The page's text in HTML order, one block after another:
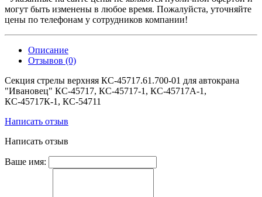
могут быть изменены в любое время. Пожалуйста, уточняйте
цены по телефонам у сотрудников компании!
Описание
Отзывов (0)
Секция стрелы верхняя КС-45717.61.700-01 для автокрана
"Ивановец" КС-45717, КС-45717-1, КС-45717A-1,
КС-45717К-1, КС-54711
Написать отзыв
Написать отзыв
Ваше имя: